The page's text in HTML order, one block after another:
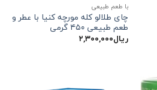
با طعم طبیعی
چای طلالو کله مورچه کنیا با عطر و
طعم طبیعی ۴۵۰ گرمی
ریال۲,۳۰۰,۰۰۰